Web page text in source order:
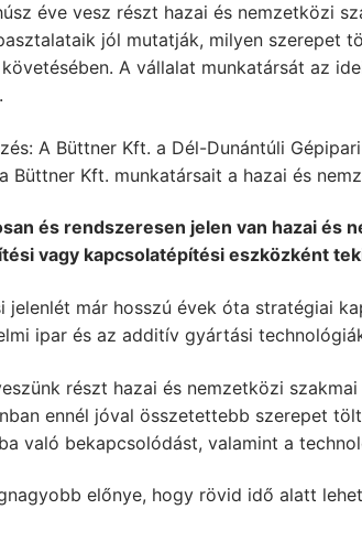
éve vesz részt hazai és nemzetközi
jól mutatják, milyen szerepet
A vállalat munkatársát az
A Büttner Kft. a Dél-Dunántúli
Büttner Kft. munkatársait a hazai és
és rendszeresen jelen van hazai és
vagy kapcsolatépítési eszközként
jelenlét már hosszú évek óta stratégiai
ipar és az additív gyártási
részt hazai és nemzetközi
ennél jóval összetettebb szerepet
való bekapcsolódást, valamint a
előnye, hogy rövid idő alatt